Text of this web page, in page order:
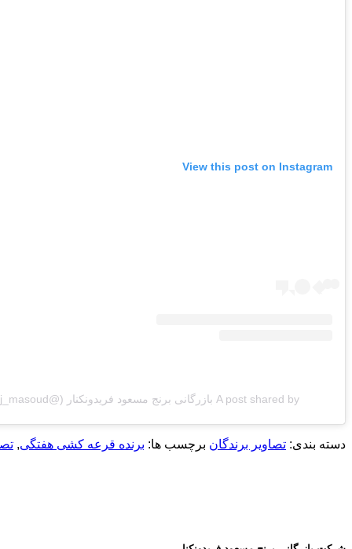
View this post on Instagram
A post shared by بازرگانی برنج مسعود فریدونکنار (@berenj_masoud)
دسته بندی: تصاویر برندگان برچسب ها: برنده قرعه کشی هفتگی,